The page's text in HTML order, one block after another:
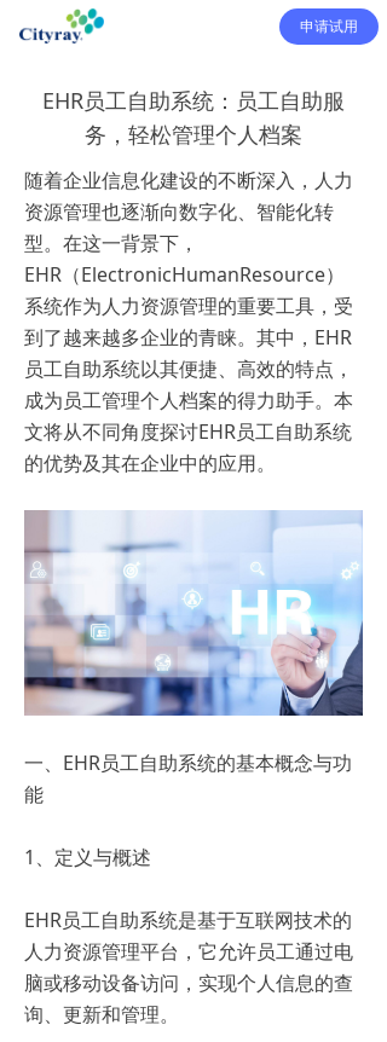
申请试用
EHR员工自助系统：员工自助服
务，轻松管理个人档案
随着企业信息化建设的不断深入，人力
资源管理也逐渐向数字化、智能化转
型。在这一背景下，
EHR（ElectronicHumanResource）
系统作为人力资源管理的重要工具，受
到了越来越多企业的青睐。其中，EHR
员工自助系统以其便捷、高效的特点，
成为员工管理个人档案的得力助手。本
文将从不同角度探讨EHR员工自助系统
的优势及其在企业中的应用。
一、EHR员工自助系统的基本概念与功
能
1、定义与概述
EHR员工自助系统是基于互联网技术的
人力资源管理平台，它允许员工通过电
脑或移动设备访问，实现个人信息的查
询、更新和管理。